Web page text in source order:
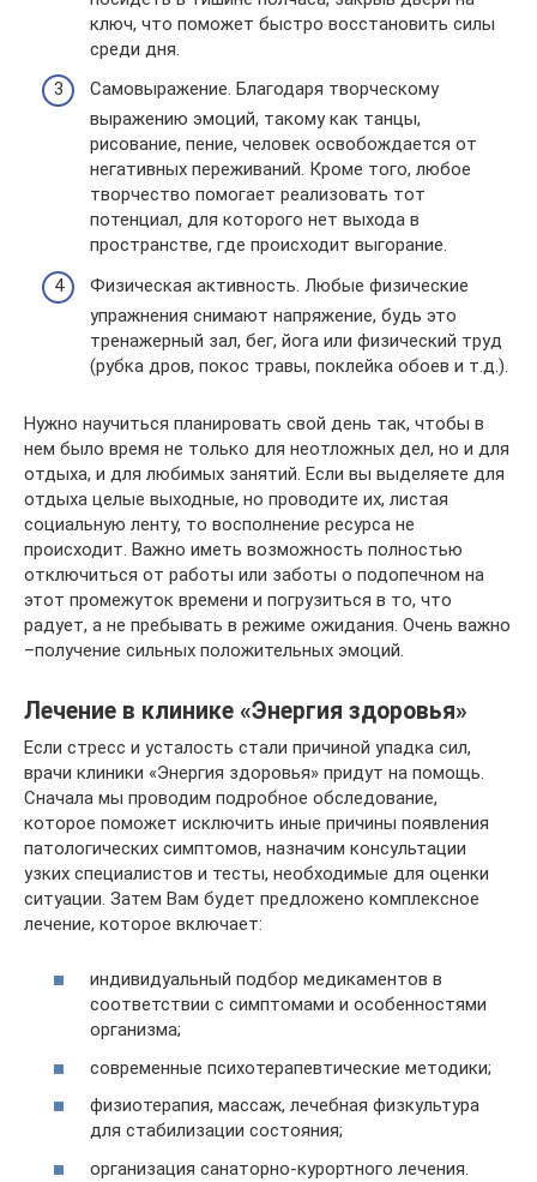
ключ, что поможет быстро восстановить силы
среди дня.
Самовыражение. Благодаря творческому
выражению эмоций, такому как танцы,
рисование, пение, человек освобождается от
негативных переживаний. Кроме того, любое
творчество помогает реализовать тот
потенциал, для которого нет выхода в
пространстве, где происходит выгорание.
Физическая активность. Любые физические
упражнения снимают напряжение, будь это
тренажерный зал, бег, йога или физический труд
(рубка дров, покос травы, поклейка обоев и т.д.).
Нужно научиться планировать свой день так, чтобы в
нем было время не только для неотложных дел, но и для
отдыха, и для любимых занятий. Если вы выделяете для
отдыха целые выходные, но проводите их, листая
социальную ленту, то восполнение ресурса не
происходит. Важно иметь возможность полностью
отключиться от работы или заботы о подопечном на
этот промежуток времени и погрузиться в то, что
радует, а не пребывать в режиме ожидания. Очень важно
–получение сильных положительных эмоций.
Лечение в клинике «Энергия здоровья»
Если стресс и усталость стали причиной упадка сил,
врачи клиники «Энергия здоровья» придут на помощь.
Сначала мы проводим подробное обследование,
которое поможет исключить иные причины появления
патологических симптомов, назначим консультации
узких специалистов и тесты, необходимые для оценки
ситуации. Затем Вам будет предложено комплексное
лечение, которое включает:
индивидуальный подбор медикаментов в
соответствии с симптомами и особенностями
организма;
современные психотерапевтические методики;
физиотерапия, массаж, лечебная физкультура
для стабилизации состояния;
организация санаторно-курортного лечения.